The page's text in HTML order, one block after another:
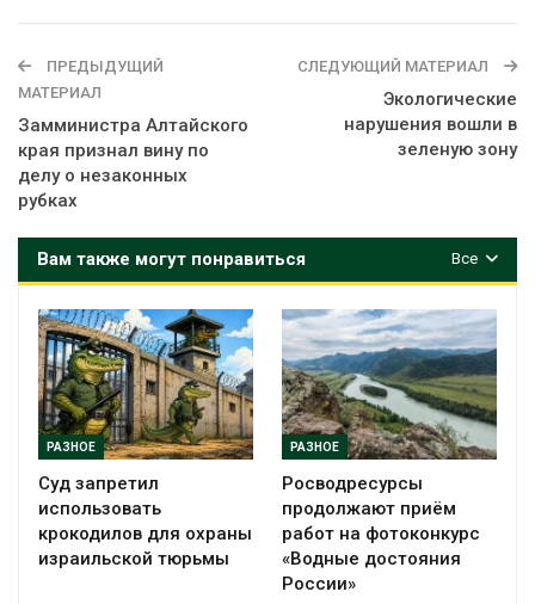
ПРЕДЫДУЩИЙ
МАТЕРИАЛ
Замминистра Алтайского
края признал вину по
делу о незаконных
рубках
СЛЕДУЮЩИЙ МАТЕРИАЛ
Экологические
нарушения вошли в
зеленую зону
Все
Вам также могут понравиться
РАЗНОЕ
Суд запретил
использовать
крокодилов для охраны
израильской тюрьмы
РАЗНОЕ
Росводресурсы
продолжают приём
работ на фотоконкурс
«Водные достояния
России»